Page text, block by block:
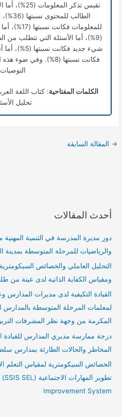
تقيس تذكر
الطالب
للمعلومات
(9%)، أما الأسئلة التي تتطلب
شيء جديد
فكانت نسبتها (8%). وفي
الكلمات المفتاحية: كتاب اللغة
تحليل
→ المقالة السابقة
أحدث المقالات
دور مديرة المدرسة في التنمية
والرياضيات للمرحلة المتوسطة بمدينة
التحليل العاملي والخصائص السيكومترية
ومقياس الكفاية الذاتية لدى عينة من
القيادة التكيفية لدى مديرات المدارس
لمعلمات المرحلة المتوسطة بالمدارس
المكرمة من وجهة نظر المشرفات
درجة ممارسة مديري المدارس للقيادة
المخاطر والحالات الطارئة بمدارس
الخصائص السيكومترية لمقياس التعلم
Improvement System